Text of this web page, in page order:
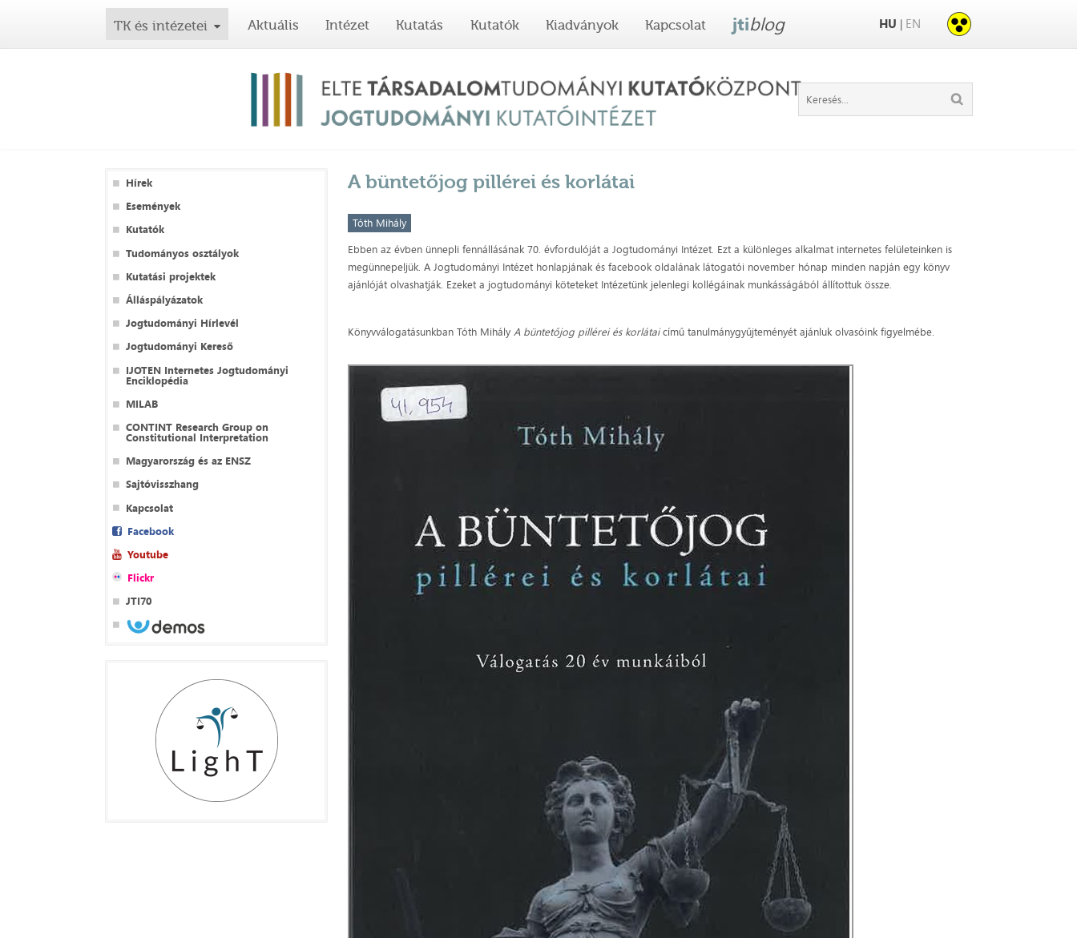
TK és intézetei Aktuális Intézet Kutatás Kutatók Kiadványok Kapcsolat jtiblog HU | EN
Hírek
Események
Kutatók
Tudományos osztályok
Kutatási projektek
Álláspályázatok
Jogtudományi Hírlevél
Jogtudományi Kereső
IJOTEN Internetes Jogtudományi
Enciklopédia
MILAB
CONTINT Research Group on
Constitutional Interpretation
Magyarország és az ENSZ
Sajtóvisszhang
Kapcsolat
Facebook
Youtube
Flickr
JTI70
A büntetőjog pillérei és korlátai
Tóth Mihály
Ebben az évben ünnepli fennállásának 70. évfordulóját a Jogtudományi Intézet. Ezt a különleges alkalmat internetes felületeinken is
megünnepeljük. A Jogtudományi Intézet honlapjának és facebook oldalának látogatói november hónap minden napján egy könyv
ajánlóját olvashatják. Ezeket a jogtudományi köteteket Intézetünk jelenlegi kollégáinak munkásságából állítottuk össze.
Könyvválogatásunkban Tóth MihályA büntetőjog pillérei és korlátaicímű tanulmánygyűjteményét ajánluk olvasóink figyelmébe.